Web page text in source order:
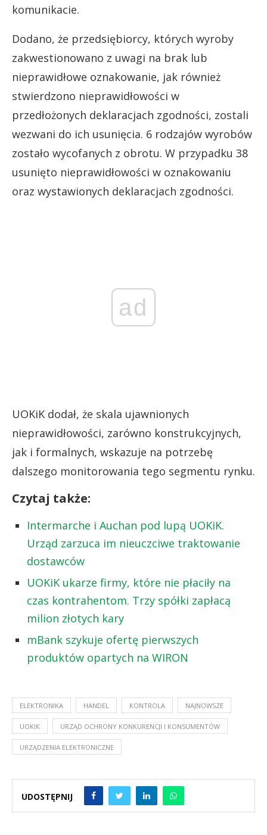
komunikacie.
Dodano, że przedsiębiorcy, których wyroby
zakwestionowano z uwagi na brak lub
nieprawidłowe oznakowanie, jak również
stwierdzono nieprawidłowości w
przedłożonych deklaracjach zgodności, zostali
wezwani do ich usunięcia. 6 rodzajów wyrobów
zostało wycofanych z obrotu. W przypadku 38
usunięto nieprawidłowości w oznakowaniu
oraz wystawionych deklaracjach zgodności.
ad
UOKiK dodał, że skala ujawnionych
nieprawidłowości, zarówno konstrukcyjnych,
jak i formalnych, wskazuje na potrzebę
dalszego monitorowania tego segmentu rynku.
Czytaj także:
Intermarche i Auchan pod lupą UOKiK.
Urząd zarzuca im nieuczciwe traktowanie
dostawców
UOKiK ukarze firmy, które nie płaciły na
czas kontrahentom. Trzy spółki zapłacą
milion złotych kary
mBank szykuje ofertę pierwszych
produktów opartych na WIRON
ELEKTRONIKA HANDEL KONTROLA NAJNOWSZE
UOKIK URZĄD OCHRONY KONKURENCJI I KONSUMENTÓW
URZĄDZENIA ELEKTRONICZNE
UDOSTĘPNIJ